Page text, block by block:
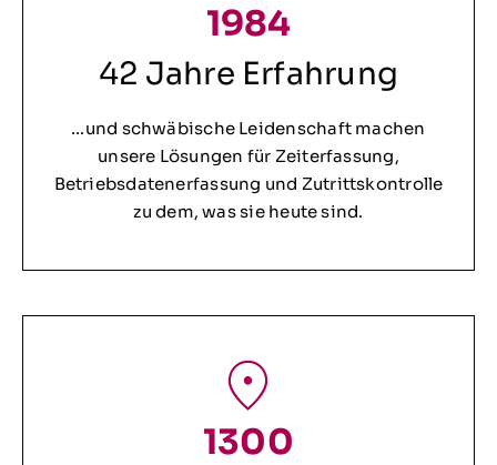
1984
42 Jahre Erfahrung
…und schwäbische Leidenschaft machen
unsere Lösungen für Zeiterfassung,
Betriebsdatenerfassung und Zutrittskontrolle
zu dem, was sie heute sind.
1300